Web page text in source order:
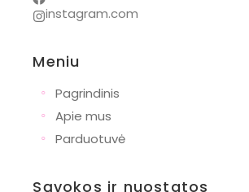
instagram.com
Meniu
◦
Pagrindinis
◦ Apie mus
◦ Parduotuvė
Sąvokos ir nuostatos